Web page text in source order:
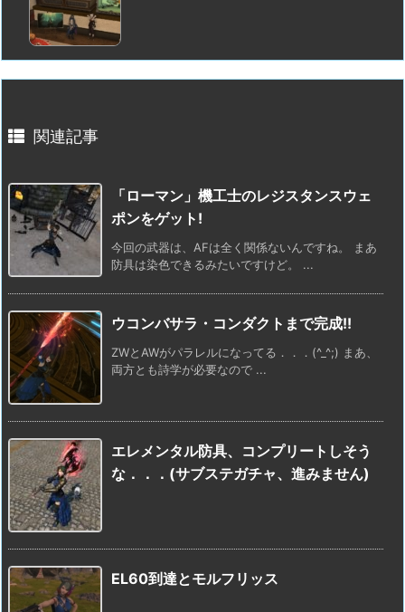
関連記事
「ローマン」機工士のレジスタンスウェ
ポンをゲット!
今回の武器は、AFは全く関係ないんですね。 まあ
防具は染色できるみたいですけど。 ...
ウコンバサラ・コンダクトまで完成!!
ZWとAWがパラレルになってる．．．(^_^;) まあ、
両方とも詩学が必要なので ...
エレメンタル防具、コンプリートしそう
な．．．(サブステガチャ、進みません)
EL60到達とモルフリッス